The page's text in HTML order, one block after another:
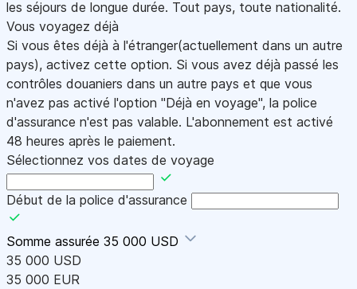
les séjours de longue durée. Tout pays, toute nationalité.
Vous voyagez déjà
Si vous êtes déjà à l'étranger(actuellement dans un autre
pays), activez cette option. Si vous avez déjà passé les
contrôles douaniers dans un autre pays et que vous
n'avez pas activé l'option "Déjà en voyage", la police
d'assurance n'est pas valable. L'abonnement est activé
48 heures après le paiement.
Sélectionnez vos dates de voyage
Début de la police d'assurance
Somme assurée 35 000 USD
35 000 USD
35 000 EUR